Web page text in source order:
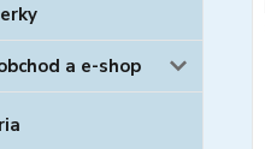
a e-shop